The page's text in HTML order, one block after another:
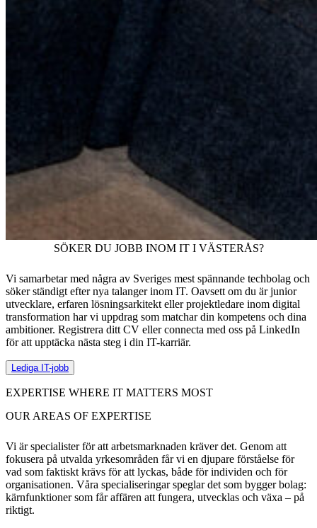
SÖKER DU JOBB INOM IT I VÄSTERÅS?
Vi samarbetar med några av Sveriges mest spännande techbolag och
söker ständigt efter nya talanger inom IT. Oavsett om du är junior
utvecklare, erfaren lösningsarkitekt eller projektledare inom digital
transformation har vi uppdrag som matchar din kompetens och dina
ambitioner. Registrera ditt CV eller connecta med oss på LinkedIn
för att upptäcka nästa steg i din IT-karriär.
Lediga IT-jobb
EXPERTISE WHERE IT MATTERS MOST
OUR AREAS OF EXPERTISE
Vi är specialister för att arbetsmarknaden kräver det. Genom att
fokusera på utvalda yrkesområden får vi en djupare förståelse för
vad som faktiskt krävs för att lyckas, både för individen och för
organisationen. Våra specialiseringar speglar det som bygger bolag:
kärnfunktioner som får affären att fungera, utvecklas och växa – på
riktigt.